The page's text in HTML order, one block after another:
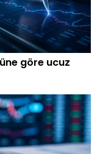
göre ucuz